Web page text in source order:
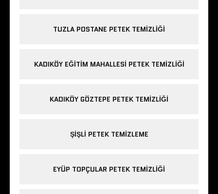
TUZLA POSTANE PETEK TEMIZLIĞI
KADIKÖY EĞITIM MAHALLESI PETEK TEMIZLIĞI
KADIKÖY GÖZTEPE PETEK TEMIZLIĞI
ŞIŞLI PETEK TEMIZLEME
EYÜP TOPÇULAR PETEK TEMIZLIĞI